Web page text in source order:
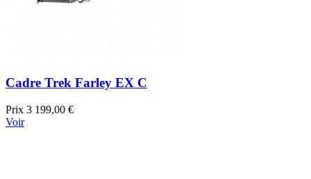
Cadre Trek Farley EX C
Prix 3 199,00 €
Voir